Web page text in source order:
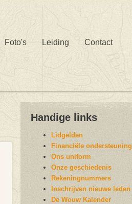
Foto's Leiding Contact
Handige links
Lidgelden
Financiële ondersteuning
Ons uniform
Onze geschiedenis
Rekeningnummers
Inschrijven nieuwe leden
De Wouw Kalender